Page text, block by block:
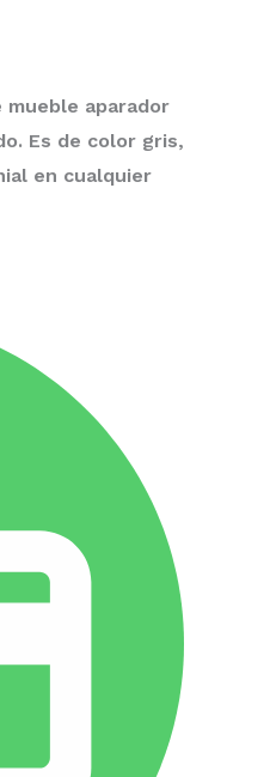
aparador
Es de color gris,
en cualquier